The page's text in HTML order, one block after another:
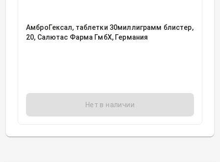
АмброГексал, таблетки 30миллиграмм блистер,
20, Салютас Фарма ГмбХ, Германия
Нет в наличии